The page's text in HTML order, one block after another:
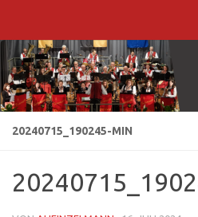
20240715_190245-MIN